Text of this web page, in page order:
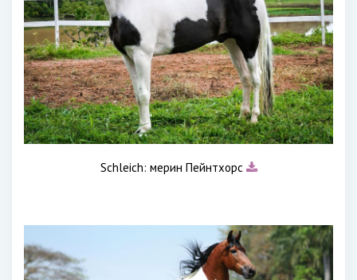
Schleich: мерин Пейнтхорс